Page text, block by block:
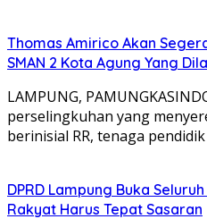
Thomas Amirico Akan
SMAN 2 Kota Agung Yang
LAMPUNG,
perselingkuhan yang
berinisial RR, tenaga
DPRD Lampung Buka
Rakyat Harus Tepat Sasaran